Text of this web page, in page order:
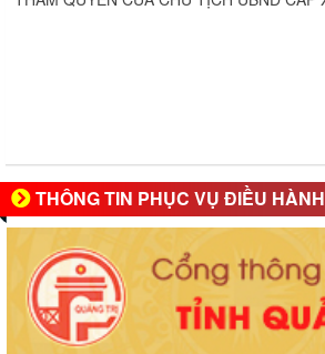
THÔNG TIN PHỤC VỤ ĐIỀU HÀNH